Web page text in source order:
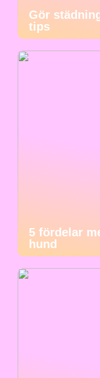
Gör
tips
5 fördelar
hund